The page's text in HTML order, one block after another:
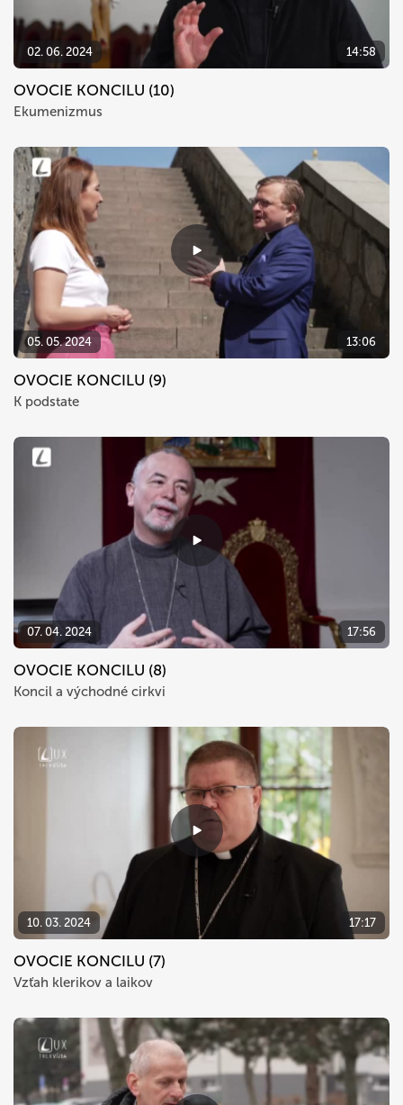
02. 06. 2024 14:58
OVOCIE KONCILU (10)
Ekumenizmus
05. 05. 2024 13:06
OVOCIE KONCILU (9)
K podstate
07. 04. 2024 17:56
OVOCIE KONCILU (8)
Koncil a východné cirkvi
10. 03. 2024 17:17
OVOCIE KONCILU (7)
Vzťah klerikov a laikov